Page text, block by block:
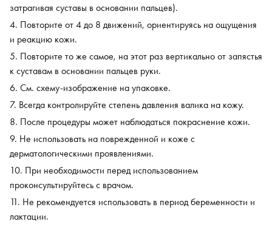
затрагивая суставы в основании пальцев).
Повторите от 4 до 8 движений, ориентируясь на ощущения
и реакцию кожи.
Повторите то же самое, на этот раз вертикально от запястья
к суставам в основании пальцев руки.
См. схему-изображение на упаковке.
Всегда контролируйте степень давления валика на кожу.
После процедуры может наблюдаться покраснение кожи.
Не использовать на поврежденной и коже с
дерматологическими проявлениями.
При необходимости перед использованием
проконсультируйтесь с врачом.
Не рекомендуется использовать в период беременности и
лактации.